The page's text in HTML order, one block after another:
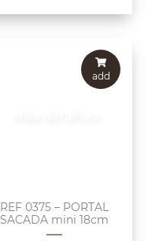
REF 0375 – PORTAL
SACADA mini 18cm
add